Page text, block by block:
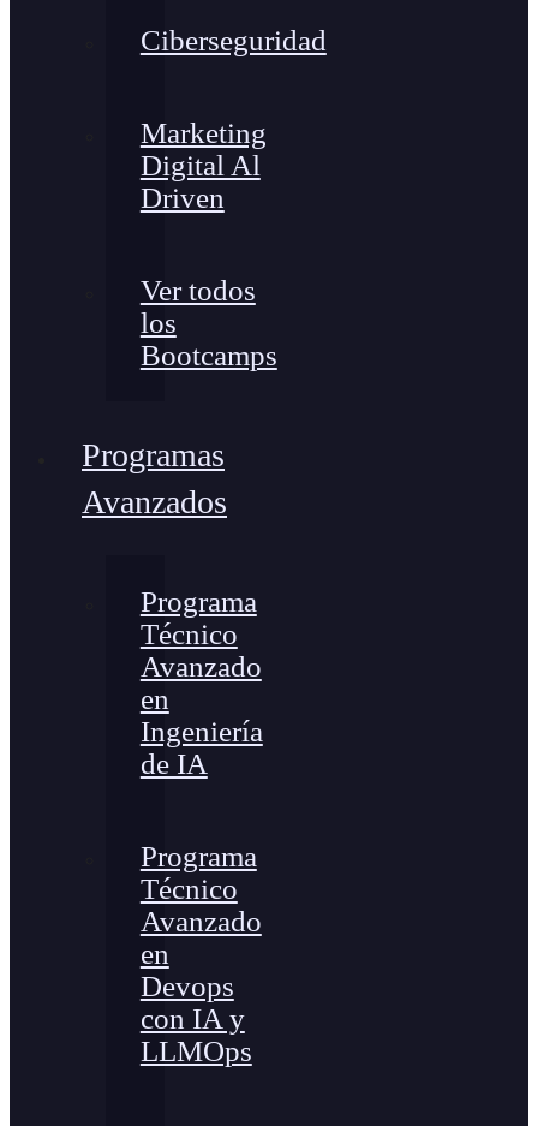
Ciberseguridad
Marketing
Digital Al
Driven
Ver todos
los
Bootcamps
Programas
Avanzados
Programa
Técnico
Avanzado
en
Ingeniería
de IA
Programa
Técnico
Avanzado
en
Devops
con IA y
LLMOps